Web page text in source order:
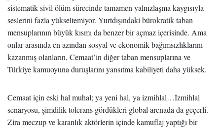
sistematik sivil ölüm sürecinde tamamen yalnızlaşma kaygısıyla
seslerini fazla yükseltemiyor. Yurtdışındaki bürokratik taban
mensuplarının büyük kısmı da benzer bir açmaz içerisinde. Ama
onlar arasında en azından sosyal ve ekonomik bağımsızlıklarını
kazanmış olanların, Cemaat’in diğer taban mensuplarına ve
Türkiye kamuoyuna duruşlarını yansıtma kabiliyeti daha yüksek.
Cemaat için eski hal muhal; ya yeni hal, ya izmihlal…İzmihlal
senaryosu, şimdilik tolerans gördükleri global arenada da geçerli.
Zira meczup ve karanlık aktörlerin içinde kamuflaj yaptığı bir